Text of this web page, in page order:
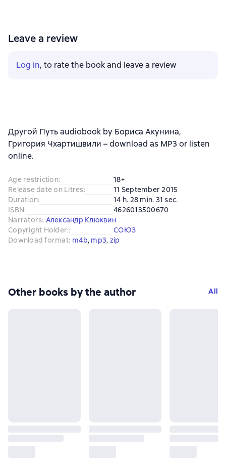
Leave a review
Log in, to rate the book and leave a review
Другой Путь audiobook by Бориса Акунина,
Григория Чхартишвили – download as MP3 or listen
online.
Age restriction:
18+
Release date on Litres:
11 September 2015
Duration:
14 h. 28 min. 31 sec.
ISBN:
4626013500670
Narrators: Александр Клюквин
Copyright Holder::
СОЮЗ
Download format: m4b, mp3, zip
Other books by the author All